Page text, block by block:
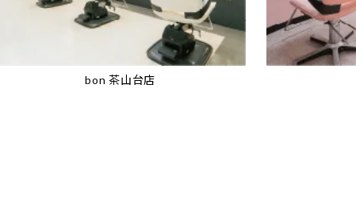
bon 茶山台店